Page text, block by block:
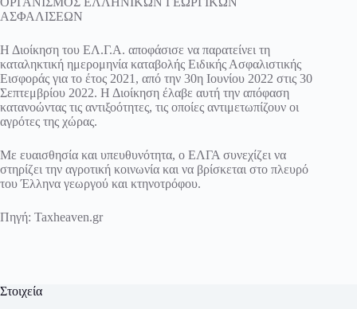
ΑΣΦΑΛΙΣΕΩΝ
Η Διοίκηση του ΕΛ.Γ.Α. αποφάσισε να παρατείνει τη
καταληκτική ημερομηνία καταβολής Ειδικής Ασφαλιστικής
Εισφοράς για το έτος 2021, από την 30η Ιουνίου 2022 στις 30
Σεπτεμβρίου 2022. Η Διοίκηση έλαβε αυτή την απόφαση
κατανοώντας τις αντιξοότητες, τις οποίες αντιμετωπίζουν οι
αγρότες της χώρας.
Με ευαισθησία και υπευθυνότητα, ο ΕΛΓΑ συνεχίζει να
στηρίζει την αγροτική κοινωνία και να βρίσκεται στο πλευρό
του Έλληνα γεωργού και κτηνοτρόφου.
Πηγή: Taxheaven.gr
Στοιχεία